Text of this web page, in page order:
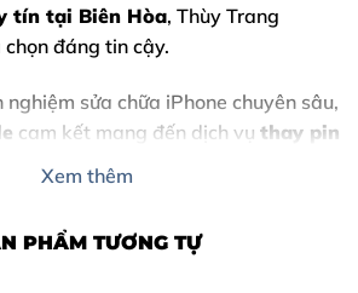
tín tại Biên Hòa, Thùy Trang
đáng tin cậy.
sửa chữa iPhone chuyên sâu,
cam kết mang đến dịch vụ thay pin
hoạt động ổn định như mới.
Xem thêm
PHẨM TƯƠNG TỰ